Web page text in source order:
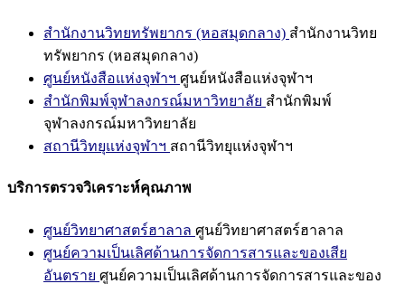
สำนักงานวิทยทรัพยากร (หอสมุดกลาง) สำนักงานวิทย
ทรัพยากร (หอสมุดกลาง)
ศูนย์หนังสือแห่งจุฬาฯ ศูนย์หนังสือแห่งจุฬาฯ
สำนักพิมพ์จุฬาลงกรณ์มหาวิทยาลัย สำนักพิมพ์
จุฬาลงกรณ์มหาวิทยาลัย
สถานีวิทยุแห่งจุฬาฯ สถานีวิทยุแห่งจุฬาฯ
บริการตรวจวิเคราะห์คุณภาพ
ศูนย์วิทยาศาสตร์ฮาลาล ศูนย์วิทยาศาสตร์ฮาลาล
ศูนย์ความเป็นเลิศด้านการจัดการสารและของเสีย
อันตราย ศูนย์ความเป็นเลิศด้านการจัดการสารและของ